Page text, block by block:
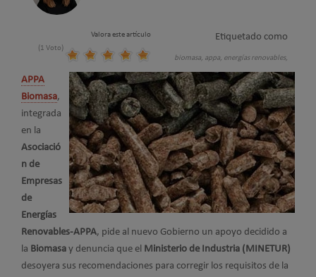
Valora este artículo
(1 Voto)
Etiquetado como
biomasa, appa, energías renovables,
APPA
Biomasa,
integrada
en la
Asociació
n de
Empresas
de
Energías
Renovables-APPA, pide al nuevo Gobierno un apoyo decidido a
la Biomasa y denuncia que el Ministerio de Industria (MINETUR)
desoyera sus recomendaciones para corregir los requisitos de la